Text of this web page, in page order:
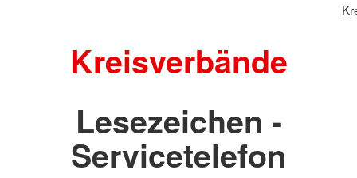
Kreisverbände
Lesezeichen -
Servicetelefon